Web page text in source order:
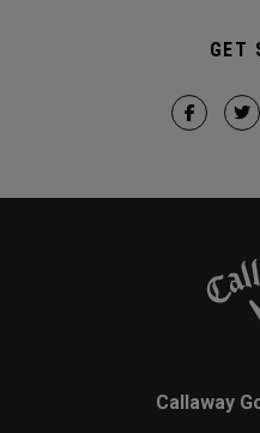
GET
Callaway